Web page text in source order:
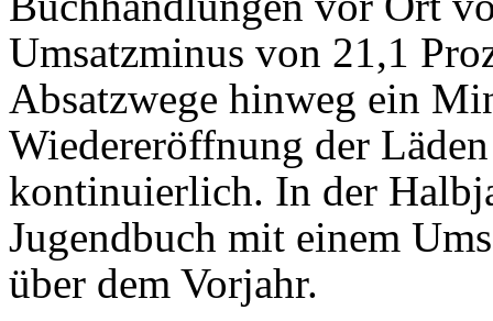
Umsatzminus von 21,1
Absatzwege hinweg ein
Wiedereröffnung der
kontinuierlich. In der
Jugendbuch mit einem
über dem Vorjahr.